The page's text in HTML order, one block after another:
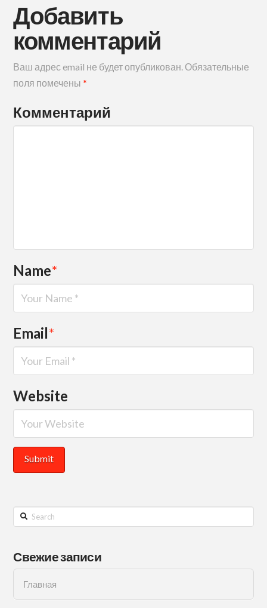
Добавить
комментарий
Ваш адрес email не будет опубликован. Обязательные
поля помечены*
Комментарий
Name*
Email*
Website
Search
Свежие записи
Главная